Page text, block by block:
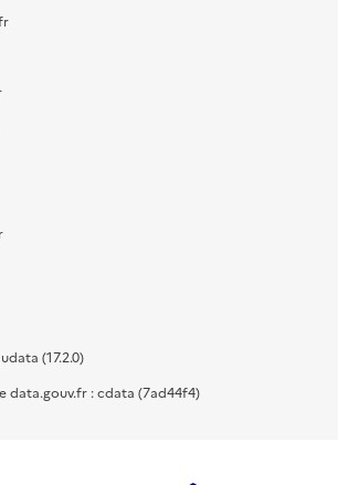
(17.2.0)
data.gouv.fr : cdata (7ad44f4)